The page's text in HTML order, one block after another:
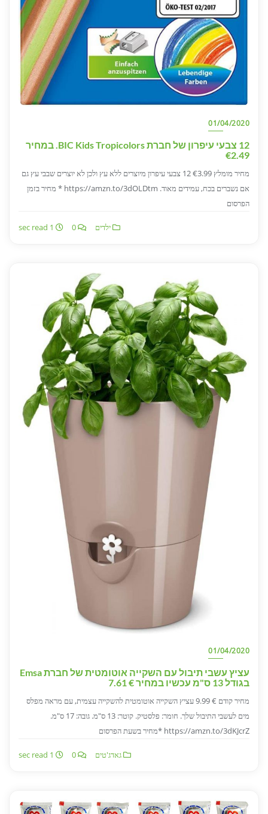
01/04/2020
12 צבעי עיפרון של חברת BIC Kids Tropicolors. במחיר
€2.49
מחיר מומלץ €3.99 12 צבעי עיפרון מיוצרים ללא עץ ולכן לא יוצרים שבבי עץ גם
אם נשברים בכח, עמידים מאוד. https://amzn.to/3dOLDtm * מחיר בזמן
הפרסום
ילדים
01/04/2020
עציץ עשבי תיבול עם השקייה אוטומטית של חברת Emsa
בגודל 13 ס"מ עכשיו במחיר € 7.61
מחיר קודם € 9.99 עציץ השקייה אוטומטית להשקייה עצמית, עם מראה מפלס
מים לעשבי התיבול שלך. חומר: פלסטיק. קוטר: 13 ס"מ. גובה: 17 ס"מ.
https://amzn.to/3dKJcrZ *מחיר בשעת הפרסום
גאדג'טים